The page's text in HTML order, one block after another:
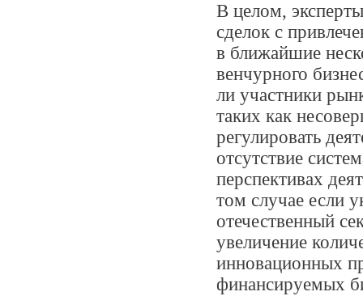
В целом,
сделок с
в ближайшие
венчурного
ли участники
таких как
регулировать
отсутствие
перспективах
том случае если
отечественный
увеличение
инновационных
финансируемых